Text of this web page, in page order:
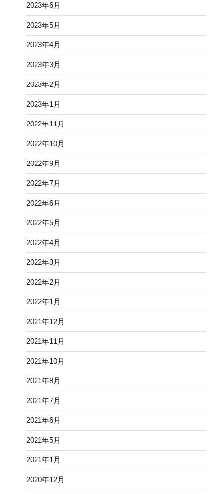
2023年6月
2023年5月
2023年4月
2023年3月
2023年2月
2023年1月
2022年11月
2022年10月
2022年9月
2022年7月
2022年6月
2022年5月
2022年4月
2022年3月
2022年2月
2022年1月
2021年12月
2021年11月
2021年10月
2021年8月
2021年7月
2021年6月
2021年5月
2021年1月
2020年12月